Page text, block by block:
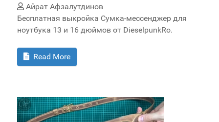
Айрат Афзалутдинов
Бесплатная выкройка Сумка-мессенджер для
ноутбука 13 и 16 дюймов от DieselpunkRo.
Read More